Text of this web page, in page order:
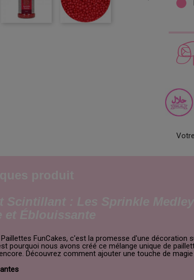
FunCakes, c'est la promesse d'une
pourquoi nous avons créé ce mélange unique de
Découvrez comment ajouter une touche de